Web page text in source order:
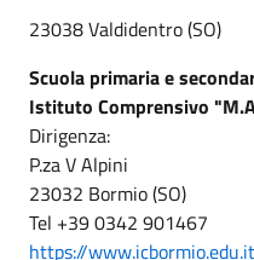
23038 Valdidentro (SO)
Scuola primaria e
Istituto Comprensivo
Dirigenza:
P.za V Alpini
23032 Bormio (SO)
Tel +39 0342 901467
https://